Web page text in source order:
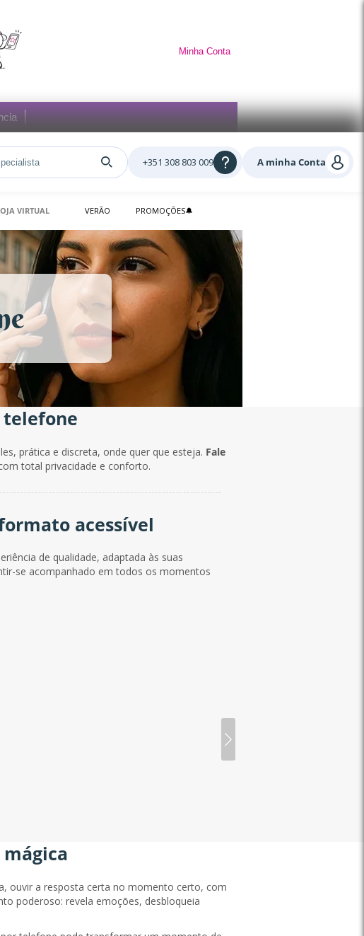
Minha Conta
A minha Conta
+351 308 803 009
VIRTUAL VERÃO PROMOÇÕES🔔
telefone
prática e discreta, onde quer que esteja. Fale
total privacidade e conforto.
acessível
de qualidade, adaptada às suas
se acompanhado em todos os momentos
ouvir a resposta certa no momento certo, com
poderoso: revela emoções, desbloqueia